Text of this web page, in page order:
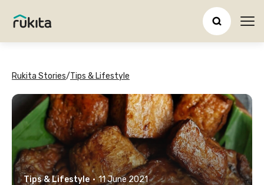
Rukita Stories/Tips & Lifestyle
Tips & Lifestyle · 11 June 2021